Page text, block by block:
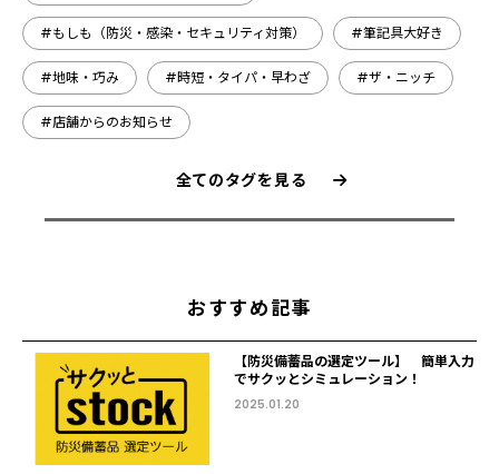
#もしも（防災・感染・セキュリティ対策） #筆記具大好き
#地味・巧み #時短・タイパ・早わざ #ザ・ニッチ
#店舗からのお知らせ
全てのタグを見る
おすすめ記事
【防災備蓄品の選定ツール】 簡単入力
でサクッとシミュレーション！
2025.01.20